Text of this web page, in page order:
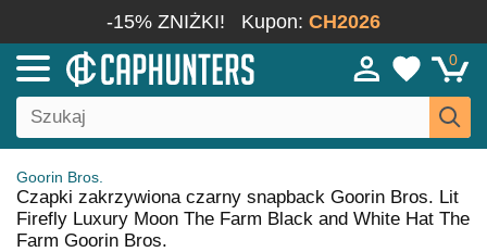
-15% ZNIŻKI! Kupon: CH2026
0
Goorin Bros.
Czapki zakrzywiona czarny snapback Goorin Bros. Lit
Firefly Luxury Moon The Farm Black and White Hat The
Farm Goorin Bros.